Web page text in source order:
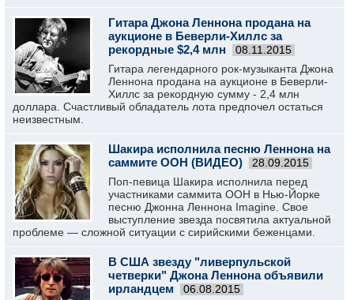
Гитара Джона Леннона продана на
аукционе в Беверли-Хиллс за
рекордные $2,4 млн
08.11.2015
Гитара легендарного рок-музыканта Джона
Леннона продана на аукционе в Беверли-
Хиллс за рекордную сумму - 2,4 млн
доллара. Счастливый обладатель лота предпочел остаться
неизвестным.
Шакира исполнила песню Леннона на
саммите ООН (ВИДЕО)
28.09.2015
Поп-певица Шакира исполнила перед
участниками саммита ООН в Нью-Йорке
песню Джонна Леннона Imagine. Свое
выступление звезда посвятила актуальной
проблеме — сложной ситуации с сирийскими беженцами.
В США звезду "ливерпульской
четверки" Джона Леннона объявили
ирландцем
06.08.2015